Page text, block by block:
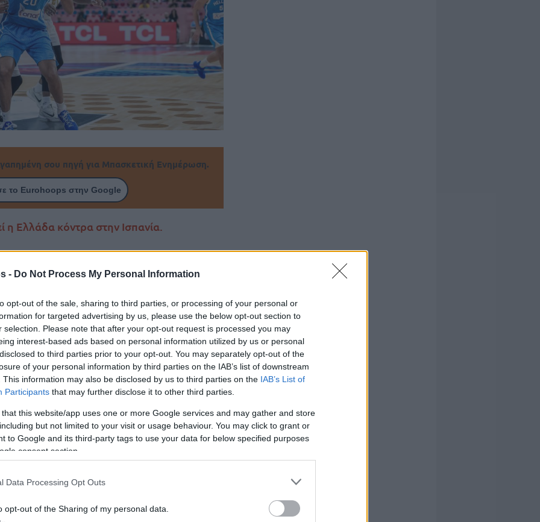
- Do Not Process My Personal Information
opt-out of the sale, sharing to third parties, or processing of your personal or
for targeted advertising by us, please use the below opt-out section to
selection. Please note that after your opt-out request is processed you may
interest-based ads based on personal information utilized by us or personal
to third parties prior to your opt-out. You may separately opt-out of the
of your personal information by third parties on the IAB’s list of downstream
This information may also be disclosed by us to third parties on the IAB’s List of
Participants that may further disclose it to other third parties.
that this website/app uses one or more Google services and may gather and store
but not limited to your visit or usage behaviour. You may click to grant or
to Google and its third-party tags to use your data for below specified purposes
consent section.
Data Processing Opt Outs
opt-out of the Sharing of my personal data.
σου πηγή για Μπασκετική Ενημέρωση.
το Eurohoops στην Google
η Ελλάδα κόντρα στην Ισπανία.
Αποστολή στη Λεμεσό: Μιχάλης
στηνΚύπρου
, με αντίπαλο την Ισπανία
πλήρης.
Με την ενημέρωση της